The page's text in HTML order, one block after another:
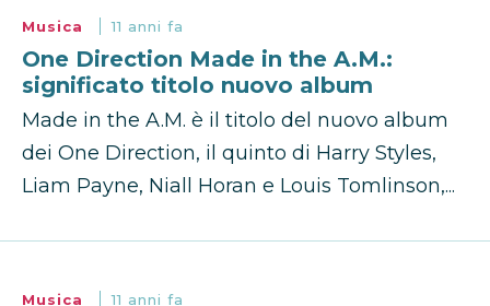
Musica 11 anni fa
One Direction Made in the A.M.:
significato titolo nuovo album
Made in the A.M. è il titolo del nuovo album
dei One Direction, il quinto di Harry Styles,
Liam Payne, Niall Horan e Louis Tomlinson,...
Musica 11 anni fa